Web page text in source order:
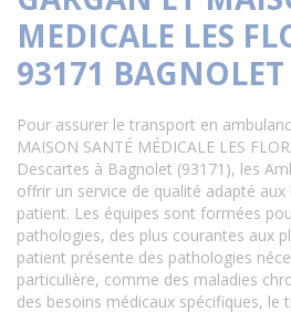
MEDICALE LES
93171 BAGNOLET
Pour assurer le transport en
MAISON SANTÉ MÉDICALE LES
Descartes à Bagnolet (93171), les
offrir un service de qualité adapté aux
patient. Les équipes sont formées
pathologies, des plus courantes aux
patient présente des pathologies
particulière, comme des maladies
des besoins médicaux spécifiques, le